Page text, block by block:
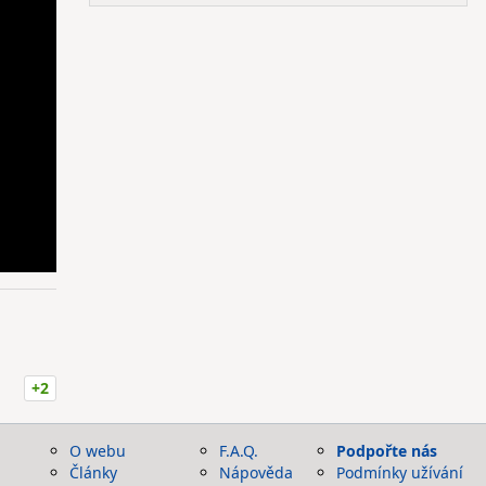
+2
O webu
Články
F.A.Q.
Nápověda
Podpořte nás
Podmínky užívání